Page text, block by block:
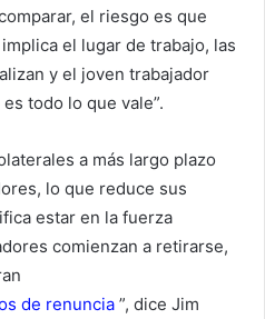
el riesgo es que
el lugar de trabajo, las
y el joven trabajador
todo lo que vale”.
a más largo plazo
lo que reduce sus
estar en la fuerza
comienzan a retirarse,
de renuncia ”, dice Jim